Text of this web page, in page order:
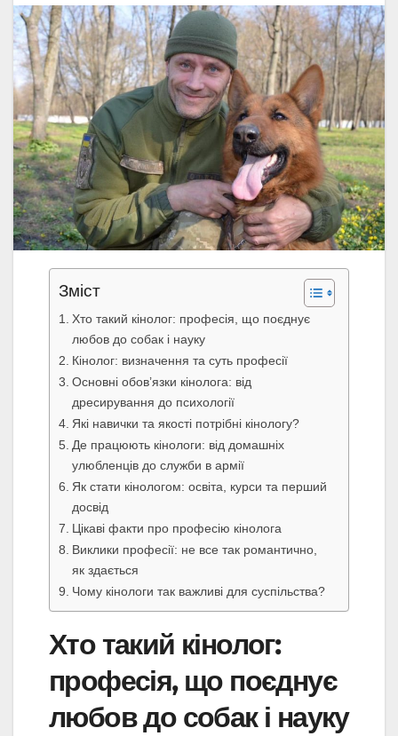
Зміст
Хто такий кінолог: професія, що поєднує
любов до собак і науку
Кінолог: визначення та суть професії
Основні обов’язки кінолога: від
дресирування до психології
Які навички та якості потрібні кінологу?
Де працюють кінологи: від домашніх
улюбленців до служби в армії
Як стати кінологом: освіта, курси та перший
досвід
Цікаві факти про професію кінолога
Виклики професії: не все так романтично,
як здається
Чому кінологи так важливі для суспільства?
Хто такий кінолог:
професія, що поєднує
любов до собак і науку